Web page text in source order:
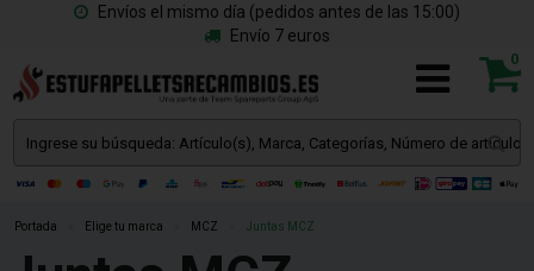
Envíos el mismo día (pedidos antes de las 15:00)
Envío 7 euros
0
Portada Elige tu marca MCZ Juntas MCZ